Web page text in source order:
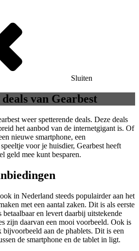
Sluiten
van Gearbest
weer spetterende deals. Deze deals
het aanbod van de internetgigant is. Of
nieuwe smartphone, een
voor je huisdier, Gearbest heeft
geld mee kunt besparen.
in Nederland steeds populairder aan het
met een aantal zaken. Dit is als eerste
en levert daarbij uitstekende
zijn daarvan een mooi voorbeeld. Ook is
aan de phablets. Dit is een
de smartphone en de tablet in ligt.